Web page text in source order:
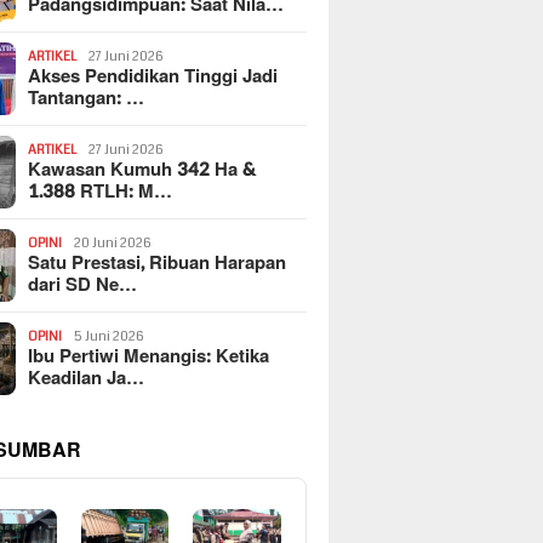
ARTIKEL 27 Juni 2026
Akses Pendidikan Tinggi Jadi
Tantangan: …
ARTIKEL 27 Juni 2026
Kawasan Kumuh 342 Ha &
1.388 RTLH: M…
OPINI 20 Juni 2026
Satu Prestasi, Ribuan Harapan
dari SD Ne…
OPINI 5 Juni 2026
Ibu Pertiwi Menangis: Ketika
Keadilan Ja…